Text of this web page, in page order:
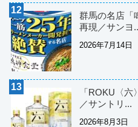
群馬の名店「
再現／サンヨ
2026年7月14日
「ROKU〈
／サントリ...
2026年8月3日